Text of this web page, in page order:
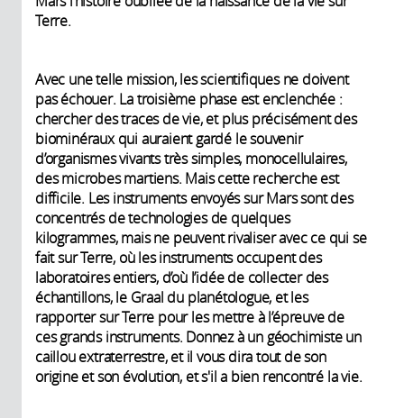
Terre.
Avec une telle mission, les scientifiques ne doivent
pas échouer. La troisième phase est enclenchée :
chercher des traces de vie, et plus précisément des
biominéraux qui auraient gardé le souvenir
d’organismes vivants très simples, monocellulaires,
des microbes martiens. Mais cette recherche est
difficile. Les instruments envoyés sur Mars sont des
concentrés de technologies de quelques
kilogrammes, mais ne peuvent rivaliser avec ce qui se
fait sur Terre, où les instruments occupent des
laboratoires entiers, d’où l’idée de collecter des
échantillons, le Graal du planétologue, et les
rapporter sur Terre pour les mettre à l’épreuve de
ces grands instruments. Donnez à un géochimiste un
caillou extraterrestre, et il vous dira tout de son
origine et son évolution, et s'il a bien rencontré la vie.